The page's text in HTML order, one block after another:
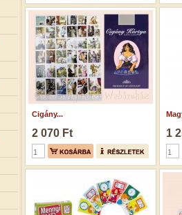
Cigány...
2 070 Ft 1